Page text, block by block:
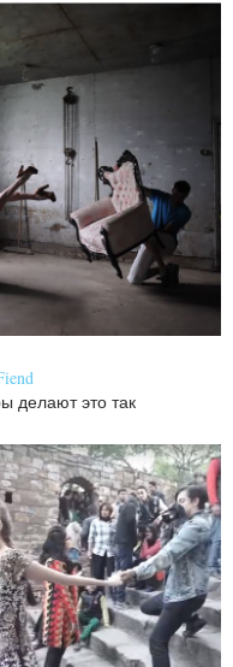
делают это так